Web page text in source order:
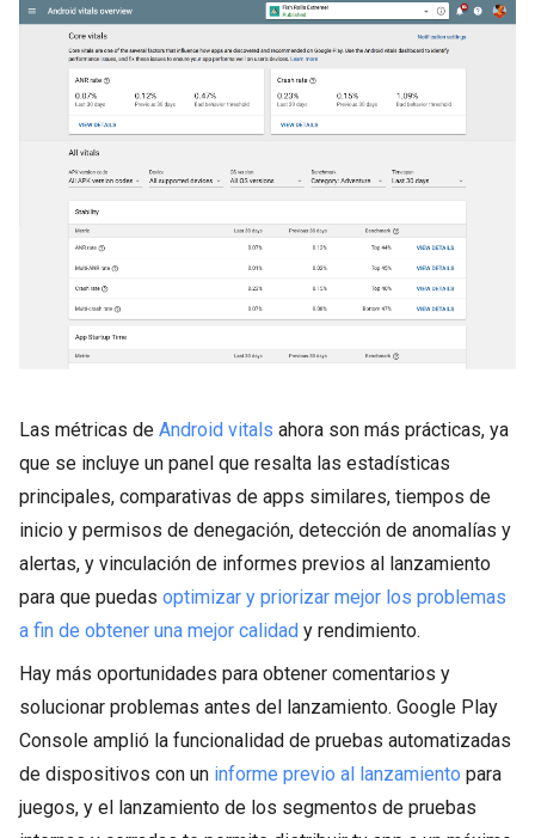
Las métricas de Android vitals ahora son más prácticas, ya
que se incluye un panel que resalta las estadísticas
principales, comparativas de apps similares, tiempos de
inicio y permisos de denegación, detección de anomalías y
alertas, y vinculación de informes previos al lanzamiento
para que puedas optimizar y priorizar mejor los problemas
a fin de obtener una mejor calidad y rendimiento.
Hay más oportunidades para obtener comentarios y
solucionar problemas antes del lanzamiento. Google Play
Console amplió la funcionalidad de pruebas automatizadas
de dispositivos con un informe previo al lanzamiento para
juegos, y el lanzamiento de los segmentos de pruebas